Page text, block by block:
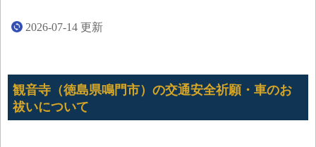
2026-07-14 更新
観音寺（徳島県鳴門市）の交通安全祈願・車のお
祓いについて